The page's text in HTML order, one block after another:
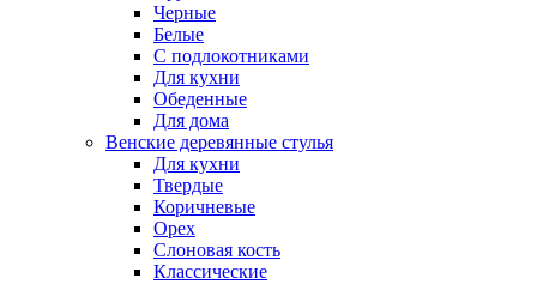
Черные
Белые
С подлокотниками
Для кухни
Обеденные
Для дома
Венские деревянные стулья
Для кухни
Твердые
Коричневые
Орех
Слоновая кость
Классические